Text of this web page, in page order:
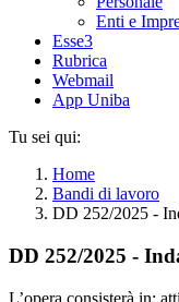
Enti e
Esse3
Rubrica
Webmail
App Uniba
Tu sei qui:
Home
Bandi di lavoro
DD 252/2025 -
DD 252/2025 -
L’opera consisterà in: